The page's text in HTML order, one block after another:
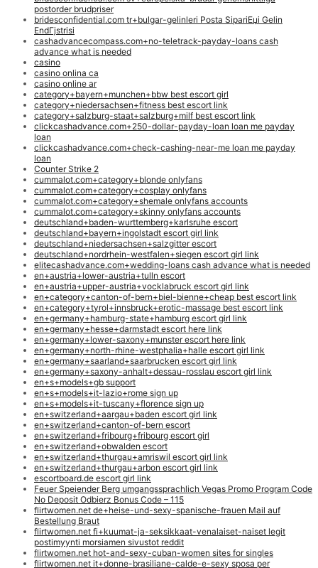
postorder brudpriser
bridesconfidential.com tr+bulgar-gelinleri Posta SipariЕџi Gelin
EndГјstrisi
cashadvancecompass.com+no-teletrack-payday-loans cash
advance what is needed
casino
casino onlina ca
casino online ar
category+bayern+munchen+bbw best escort girl
category+niedersachsen+fitness best escort link
category+salzburg-staat+salzburg+milf best escort link
clickcashadvance.com+250-dollar-payday-loan loan me payday
loan
clickcashadvance.com+check-cashing-near-me loan me payday
loan
Counter Strike 2
cummalot.com+category+blonde onlyfans
cummalot.com+category+cosplay onlyfans
cummalot.com+category+shemale onlyfans accounts
cummalot.com+category+skinny onlyfans accounts
deutschland+baden-wurttemberg+karlsruhe escort
deutschland+bayern+ingolstadt escort girl link
deutschland+niedersachsen+salzgitter escort
deutschland+nordrhein-westfalen+siegen escort girl link
elitecashadvance.com+wedding-loans cash advance what is needed
en+austria+lower-austria+tulln escort
en+austria+upper-austria+vocklabruck escort girl link
en+category+canton-of-bern+biel-bienne+cheap best escort link
en+category+tyrol+innsbruck+erotic-massage best escort link
en+germany+hamburg-state+hamburg escort girl link
en+germany+hesse+darmstadt escort here link
en+germany+lower-saxony+munster escort here link
en+germany+north-rhine-westphalia+halle escort girl link
en+germany+saarland+saarbrucken escort girl link
en+germany+saxony-anhalt+dessau-rosslau escort girl link
en+s+models+gb support
en+s+models+it-lazio+rome sign up
en+s+models+it-tuscany+florence sign up
en+switzerland+aargau+baden escort girl link
en+switzerland+canton-of-bern escort
en+switzerland+fribourg+fribourg escort girl
en+switzerland+obwalden escort
en+switzerland+thurgau+amriswil escort girl link
en+switzerland+thurgau+arbon escort girl link
escortboard.de escort girl link
Feuer Speiender Berg umgangssprachlich Vegas Promo Program Code
No Deposit Odbierz Bonus Code – 115
flirtwomen.net de+heise-und-sexy-spanische-frauen Mail auf
Bestellung Braut
flirtwomen.net fi+kuumat-ja-seksikkaat-venalaiset-naiset legit
postimyynti morsiamen sivustot reddit
flirtwomen.net hot-and-sexy-cuban-women sites for singles
flirtwomen.net it+donne-brasiliane-calde-e-sexy sposa per